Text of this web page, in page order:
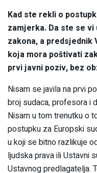
Kad ste rekli o
zamjerka. Da ste se
zakona, a predsjednik
koja mora poštivati
prvi javni poziv, bez
Nisam se javila na prvi
broj sudaca, profesora i
Nisam u tom trenutku o
postupku za Europski
u koji se bitno razlikuje
ljudska prava ili Ustavni
Ustavnog predlagatelja.